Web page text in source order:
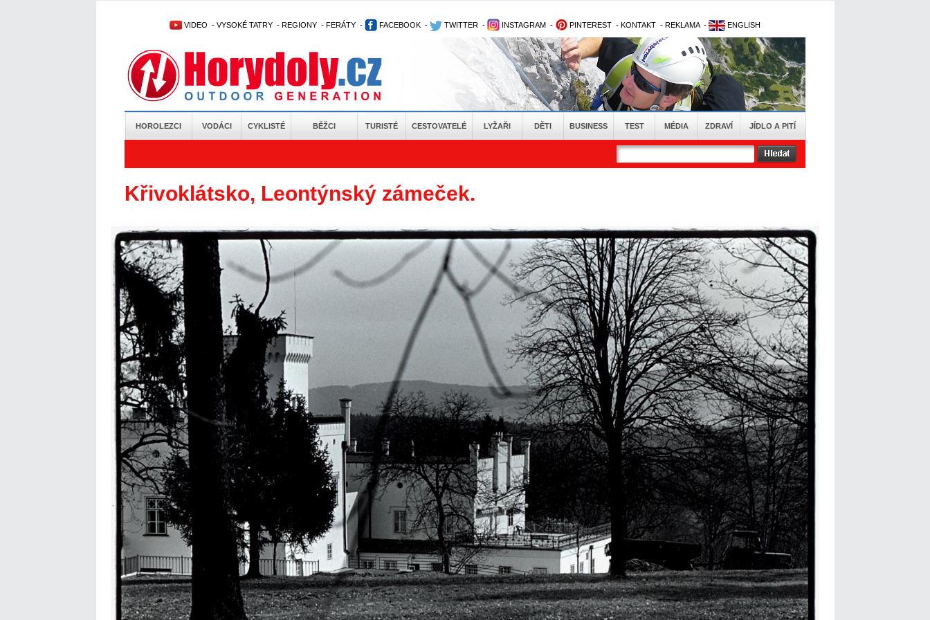
VIDEO - VYSOKÉ TATRY - REGIONY - FERÁTY - FACEBOOK - TWITTER - INSTAGRAM - PINTEREST - KONTAKT - REKLAMA - ENGLISH
HOROLEZCI VODÁCI CYKLISTÉ BĚŽCI TURISTÉ CESTOVATELÉ LYŽAŘI DĚTI BUSINESS TEST MÉDIA ZDRAVÍ JÍDLO A PITÍ
Křivoklátsko, Leontýnský zámeček.